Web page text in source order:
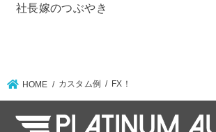
社長嫁のつぶやき
HOME カスタム例 FX！